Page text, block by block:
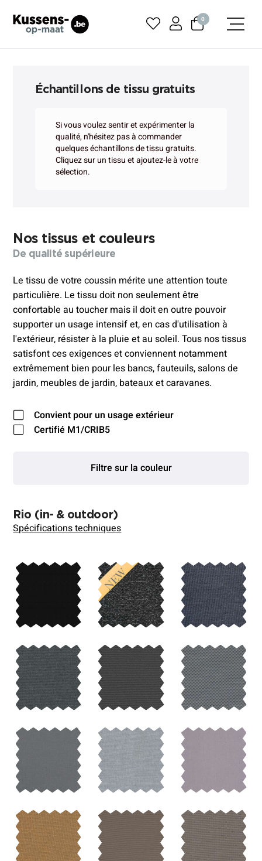
0
Nos tissus et couleurs
De qualité supérieure
Le tissu de votre coussin mérite une attention toute
particulière. Le tissu doit non seulement être
confortable au toucher mais il doit en outre pouvoir
supporter un usage intensif et, en cas d'utilisation à
l'extérieur, résister à la pluie et au soleil. Tous nos tissus
satisfont ces exigences et conviennent notamment
extrêmement bien pour les bancs, fauteuils, salons de
jardin, meubles de jardin, bateaux et caravanes.
Convient pour un usage extérieur
Certifié M1/CRIB5
Filtre sur la couleur
Rio (in- & outdoor)
Spécifications techniques
Échantillons de tissu gratuits
Si vous voulez sentir et expérimenter la
qualité, n'hésitez pas à commander
quelques échantillons de tissu gratuits.
Cliquez sur un tissu et ajoutez-le à votre
sélection.